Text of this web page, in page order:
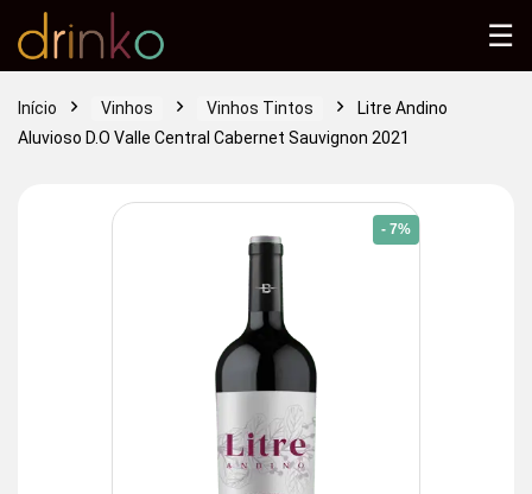
Início Vinhos Vinhos Tintos
Litre Andino
Aluvioso D.O Valle Central Cabernet Sauvignon 2021
- 7%
☰